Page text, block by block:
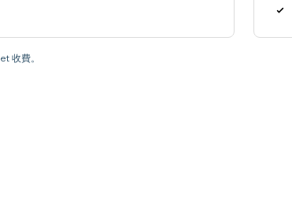
收費。